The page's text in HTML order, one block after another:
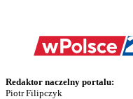
Redaktor naczelny portalu:
Piotr Filipczyk